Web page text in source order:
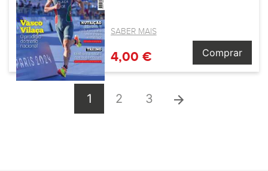
SABER MAIS
4,00 € Comprar
1 2 3